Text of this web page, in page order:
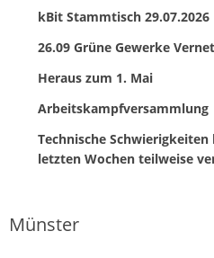
kBit Stammtisch 29.07.2026
26.09 Grüne Gewerke
Heraus zum 1. Mai
Arbeitskampfversammlung
Technische
letzten Wochen teilweise
Münster